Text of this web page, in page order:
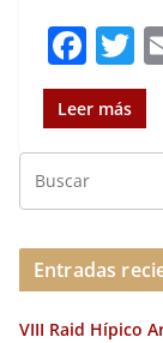
F
a
c
e
b
o
o
k
T
w
it
r
Leer más
Entradas
VIII Raid Hípico